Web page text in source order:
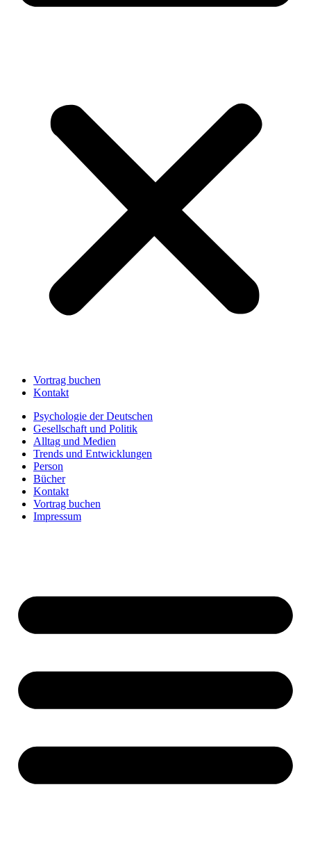
Vortrag buchen
Kontakt
Psychologie der Deutschen
Gesellschaft und Politik
Alltag und Medien
Trends und Entwicklungen
Person
Bücher
Kontakt
Vortrag buchen
Impressum